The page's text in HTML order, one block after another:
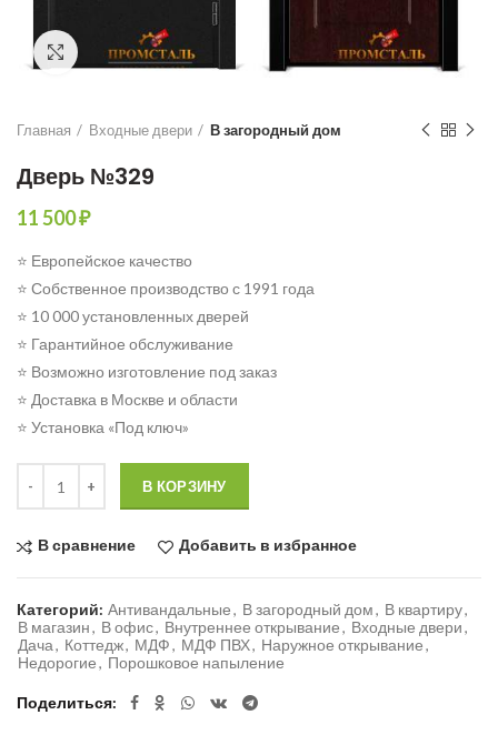
Click to enlarge
Главная Входные двери В загородный дом
Дверь №329
11 500₽
⭐ Европейское качество
⭐ Собственное производство с 1991 года
⭐ 10 000 установленных дверей
⭐ Гарантийное обслуживание
⭐ Возможно изготовление под заказ
⭐ Доставка в Москве и области
⭐ Установка «Под ключ»
В КОРЗИНУ
В сравнение Добавить в избранное
Категорий: Антивандальные, В загородный дом, В квартиру,
В магазин, В офис, Внутреннее открывание, Входные двери,
Дача, Коттедж, МДФ, МДФ ПВХ, Наружное открывание,
Недорогие, Порошковое напыление
Поделиться